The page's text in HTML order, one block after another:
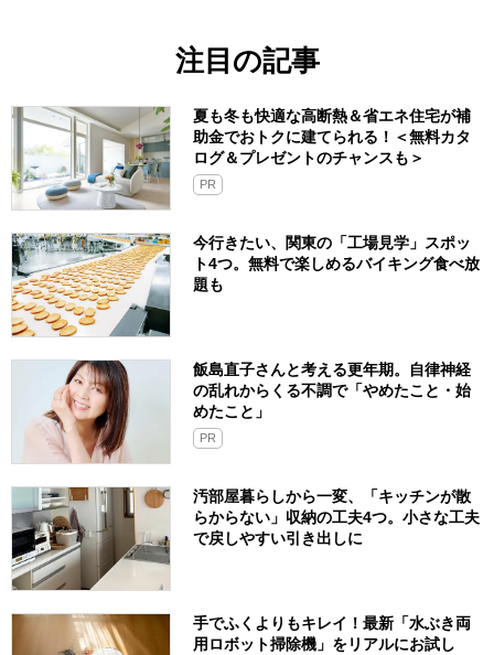
注目の記事
夏も冬も快適な高断熱＆省エネ住宅が補
助金でおトクに建てられる！＜無料カタ
ログ＆プレゼントのチャンスも＞
PR
今行きたい、関東の「工場見学」スポッ
ト4つ。無料で楽しめるバイキング食べ放
題も
飯島直子さんと考える更年期。自律神経
の乱れからくる不調で「やめたこと・始
めたこと」
PR
汚部屋暮らしから一変、「キッチンが散
らからない」収納の工夫4つ。小さな工夫
で戻しやすい引き出しに
手でふくよりもキレイ！最新「水ぶき両
用ロボット掃除機」をリアルにお試し